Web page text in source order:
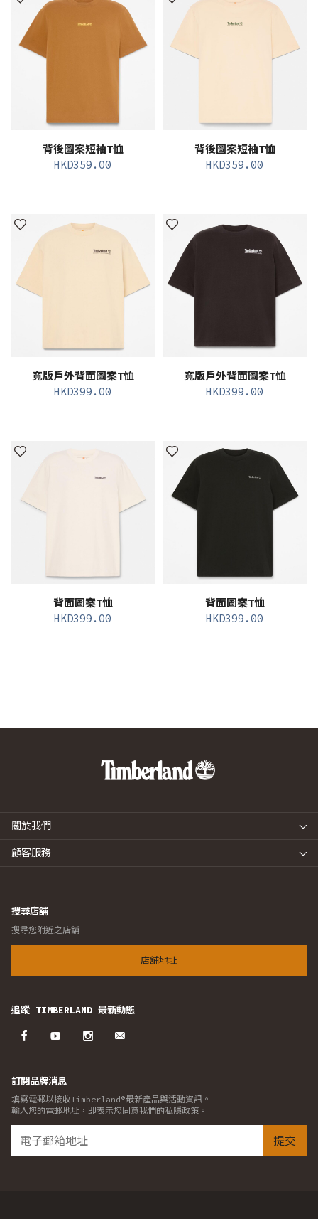
背後圖案短袖T恤
HKD359.00
背後圖案短袖T恤
HKD359.00
寬版戶外背面圖案T恤
HKD399.00
寬版戶外背面圖案T恤
HKD399.00
背面圖案T恤
HKD399.00
背面圖案T恤
HKD399.00
關於我們
顧客服務
搜尋店舖
搜尋您附近之店舖
店舖地址
追蹤 TIMBERLAND 最新動態
訂閱品牌消息
填寫電郵以接收Timberland®最新產品與活動資訊。
輸入您的電郵地址，即表示您同意我們的私隱政策。
提交